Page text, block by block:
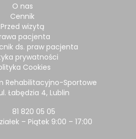
O nas
Cennik
Przed wizytą
pacjenta
ds. praw pacjenta
prywatności
Cookies
Rehabilitacyjno-Sportowe
Łabędzia 4, Lublin
81 820 05 05
– Piątek 9:00 – 17:00